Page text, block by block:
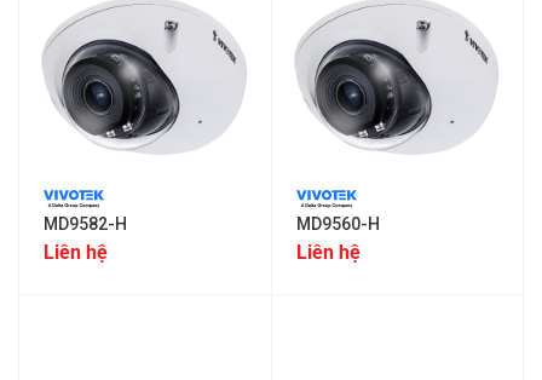
MD9582-H
Liên hệ
MD9560-H
Liên hệ